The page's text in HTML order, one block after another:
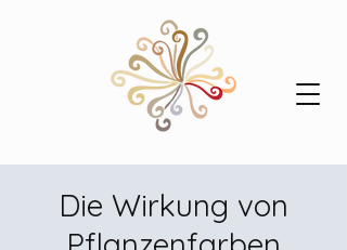
Die Wirkung von